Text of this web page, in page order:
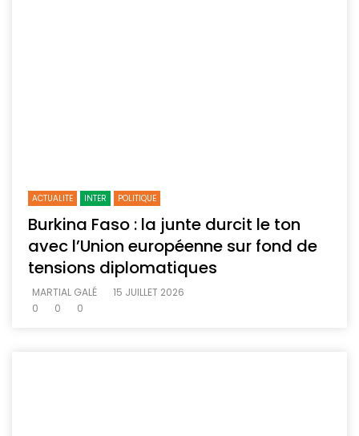
ACTUALITE INTER POLITIQUE
Burkina Faso : la junte durcit le ton
avec l’Union européenne sur fond de
tensions diplomatiques
MARTIAL GALÉ
15 JUILLET 2026
0
0 0